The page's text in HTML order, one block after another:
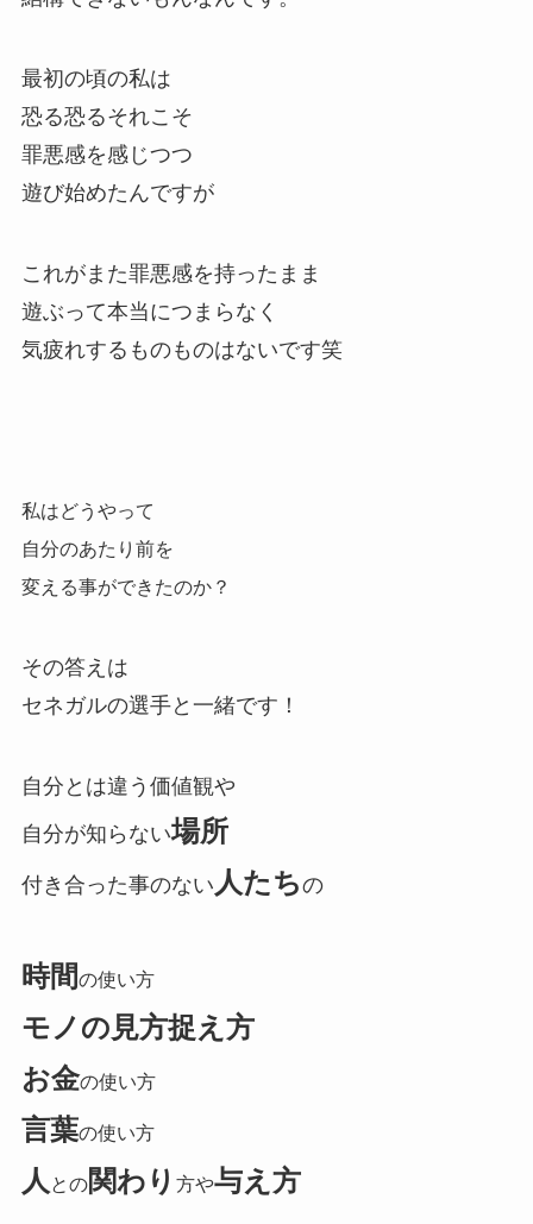
最初の頃の私は
恐る恐るそれこそ
罪悪感を感じつつ
遊び始めたんですが
これがまた罪悪感を持ったまま
遊ぶって本当につまらなく
気疲れするものものはないです笑
私はどうやって
自分のあたり前を
変える事ができたのか？
その答えは
セネガルの選手と一緒です！
自分とは違う価値観や
自分が知らない場所
付き合った事のない 人たちの
時間の使い方
モノの見方捉え方
お金の使い方
言葉の使い方
人 との関わり 方や与え方